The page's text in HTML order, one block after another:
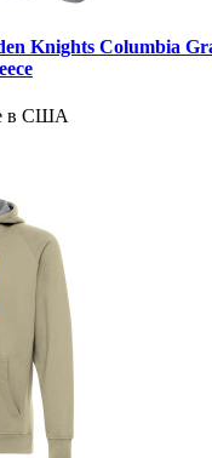
Knights Columbia
в США